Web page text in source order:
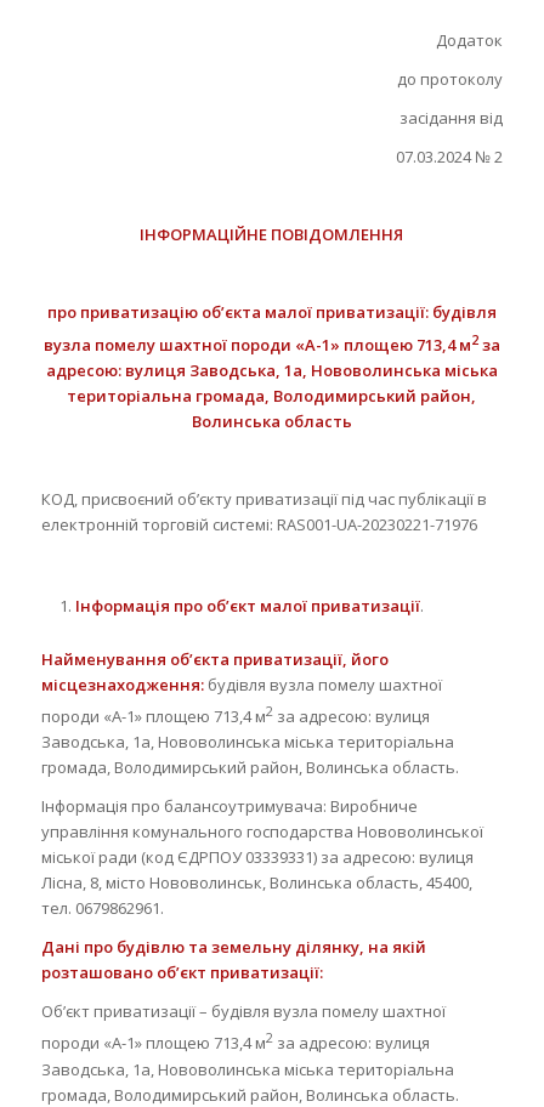
Додаток
до протоколу
засідання від
07.03.2024 № 2
ІНФОРМАЦІЙНЕ ПОВІДОМЛЕННЯ
про приватизацію об’єкта малої приватизації: будівля
вузла помелу шахтної породи «А-1» площею 713,4 м2за
адресою: вулиця Заводська, 1а, Нововолинська міська
територіальна громада, Володимирський район,
Волинська область
КОД, присвоєний об’єкту приватизації під час публікації в
електронній торговій системі: RAS001-UA-20230221-71976
Інформація про об’єкт малої приватизації.
Найменування об’єкта приватизації, його
місцезнаходження:будівля вузла помелу шахтної
породи «А-1» площею 713,4 м2за адресою: вулиця
Заводська, 1а, Нововолинська міська територіальна
громада, Володимирський район, Волинська область.
Інформація про балансоутримувача: Виробниче
управління комунального господарства Нововолинської
міської ради (код ЄДРПОУ 03339331) за адресою: вулиця
Лісна, 8, місто Нововолинськ, Волинська область, 45400,
тел. 0679862961.
Дані про будівлю та земельну ділянку, на якій
розташовано об’єкт приватизації:
Об’єкт приватизації – будівля вузла помелу шахтної
породи «А-1» площею 713,4 м2за адресою: вулиця
Заводська, 1а, Нововолинська міська територіальна
громада, Володимирський район, Волинська область.